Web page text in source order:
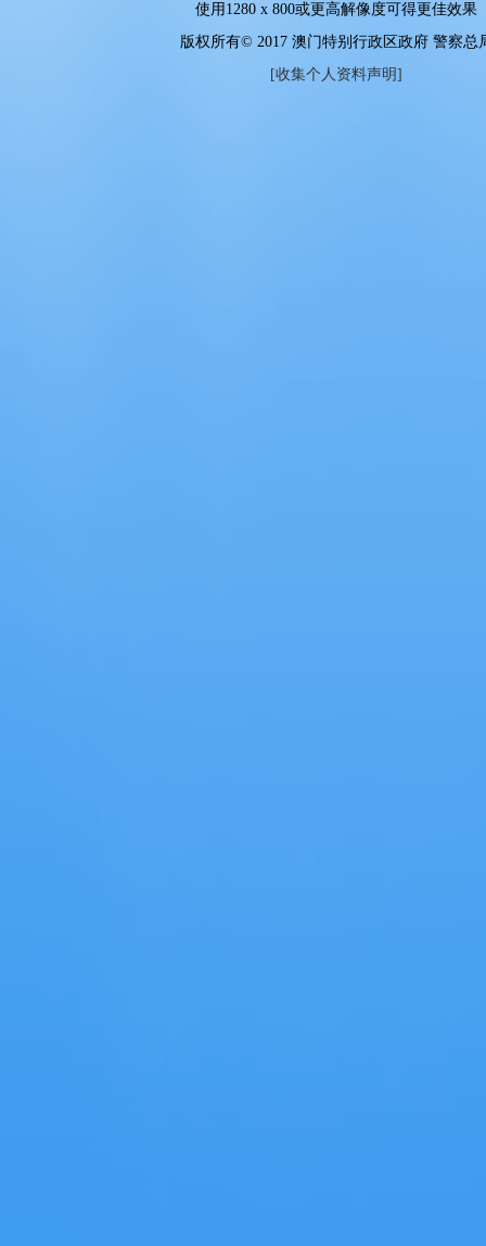
使用 1280 x 800或更高解像度可得更佳效果
版权所有© 2017 澳门特别行政区政府 警察总
[收集个人资料声明]